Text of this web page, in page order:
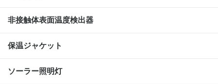
非接触体表面温度検出器
保温ジャケット
ソーラー照明灯